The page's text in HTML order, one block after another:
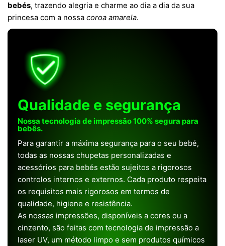
bebés, trazendo alegria e charme ao dia a dia da sua
princesa com a nossa coroa amarela.
Qualidade e segurança
Nossa tecnologia de impressão 100% segura para
bebês.
Para garantir a máxima segurança para o seu bebé,
todas as nossas chupetas personalizadas e
acessórios para bebés estão sujeitos a rigorosos
controlos internos e externos. Cada produto respeita
os requisitos mais rigorosos em termos de
qualidade, higiene e resistência.
As nossas impressões, disponíveis a cores ou a
cinzento, são feitas com tecnologia de impressão a
laser UV, um método limpo e sem produtos químicos